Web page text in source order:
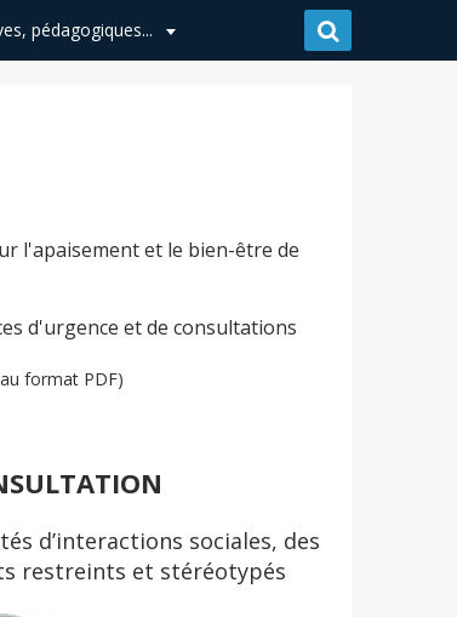
pédagogiques...
l'apaisement et le bien-être de
d'urgence et de consultations
format PDF)
d’interactions sociales, des
restreints et stéréotypés